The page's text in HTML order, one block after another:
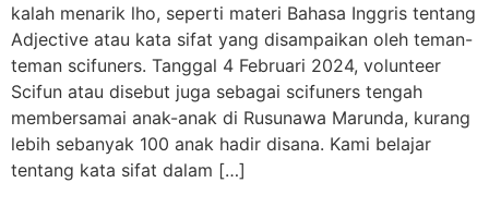
kalah menarik lho, seperti materi Bahasa Inggris tentang
Adjective atau kata sifat yang disampaikan oleh teman-
teman scifuners. Tanggal 4 Februari 2024, volunteer
Scifun atau disebut juga sebagai scifuners tengah
membersamai anak-anak di Rusunawa Marunda, kurang
lebih sebanyak 100 anak hadir disana. Kami belajar
tentang kata sifat dalam […]